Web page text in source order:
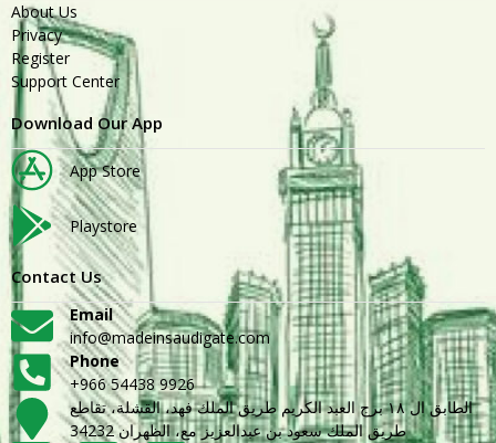
About Us
Privacy
Register
Support Center
Download Our App
App Store
Playstore
Contact Us
Email
info@madeinsaudigate.com
Phone
+966 54438 9926
الطابق ال ١٨ برج العبد الكريم طريق الملك فهد، القشلة، تقاطع
طريق الملك سعود بن عبدالعزيز مع، الظهران 34232